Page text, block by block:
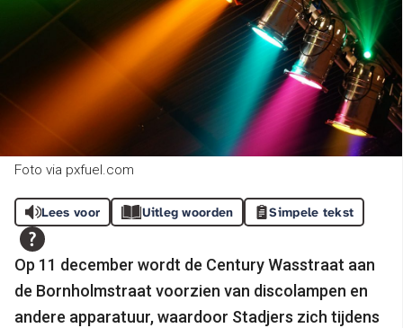
Foto via pxfuel.com
Lees voor Uitleg woorden Simpele tekst
Op 11 december wordt de Century Wasstraat aan
de Bornholmstraat voorzien van discolampen en
andere apparatuur, waardoor Stadjers zich tijdens